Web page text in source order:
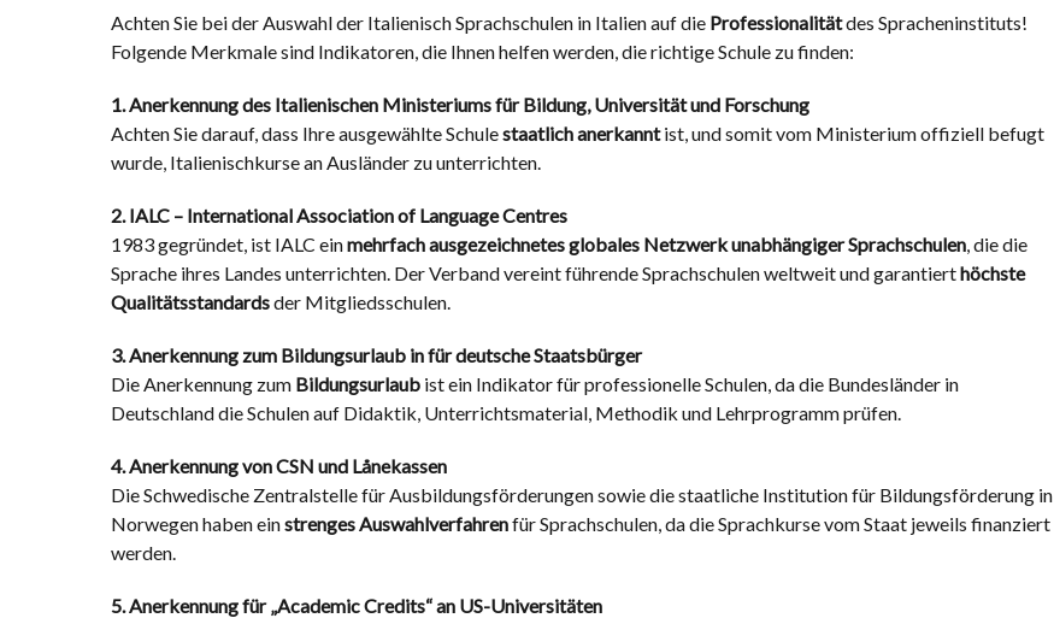
Achten Sie bei der Auswahl der Italienisch Sprachschulen in Italien auf die Professionalitätdes Spracheninstituts!
Folgende Merkmale sind Indikatoren, die Ihnen helfen werden, die richtige Schule zu finden:
1. Anerkennung des Italienischen Ministeriums für Bildung, Universität und Forschung
Achten Sie darauf, dass Ihre ausgewählte Schulestaatlich anerkanntist, und somit vom Ministerium offiziell befugt
wurde, Italienischkurse an Ausländer zu unterrichten.
2. IALC – International Association of Language Centres
1983 gegründet, ist IALC einmehrfach ausgezeichnetes globales Netzwerk unabhängiger Sprachschulen, die die
Sprache ihres Landes unterrichten. Der Verband vereint führende Sprachschulen weltweit und garantierthöchste
Qualitätsstandardsder Mitgliedsschulen.
3. Anerkennung zum Bildungsurlaub in für deutsche Staatsbürger
Die Anerkennung zum Bildungsurlaub ist ein Indikator für professionelle Schulen, da die Bundesländer in
Deutschland die Schulen auf Didaktik, Unterrichtsmaterial, Methodik und Lehrprogramm prüfen.
4. Anerkennung von CSN und Lånekassen
Die Schwedische Zentralstelle für Ausbildungsförderungen sowie die staatliche Institution für Bildungsförderung in
Norwegen haben einstrenges Auswahlverfahrenfür Sprachschulen, da die Sprachkurse vom Staat jeweils finanziert
werden.
5. Anerkennung für „Academic Credits“ an US-Universitäten